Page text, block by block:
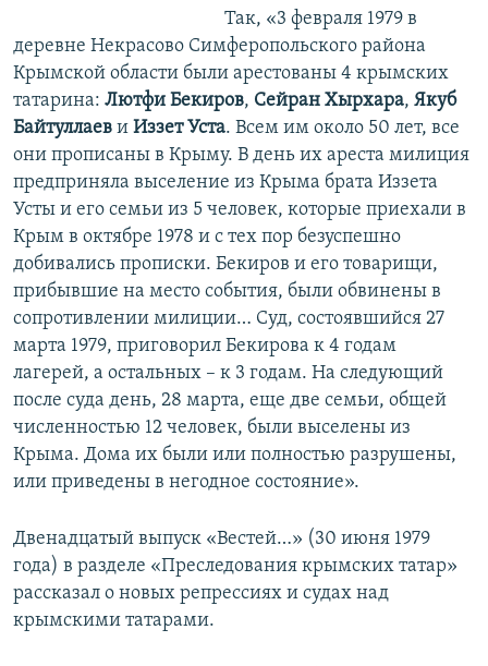
Так, «3 февраля 1979 в
деревне Некрасово Симферопольского района
Крымской области были арестованы 4 крымских
татарина: Лютфи Бекиров, Сейран Хырхара, Якуб
Байтуллаев и Иззет Уста. Всем им около 50 лет, все
они прописаны в Крыму. В день их ареста милиция
предприняла выселение из Крыма брата Иззета
Усты и его семьи из 5 человек, которые приехали в
Крым в октябре 1978 и с тех пор безуспешно
добивались прописки. Бекиров и его товарищи,
прибывшие на место события, были обвинены в
сопротивлении милиции… Суд, состоявшийся 27
марта 1979, приговорил Бекирова к 4 годам
лагерей, а остальных – к 3 годам. На следующий
после суда день, 28 марта, еще две семьи, общей
численностью 12 человек, были выселены из
Крыма. Дома их были или полностью разрушены,
или приведены в негодное состояние».
Двенадцатый выпуск «Вестей…» (30 июня 1979
года) в разделе «Преследования крымских татар»
рассказал о новых репрессиях и судах над
крымскими татарами.